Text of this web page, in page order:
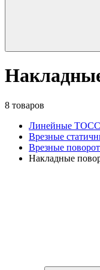
8 товаров
Линейные
Врезные
Врезные
Накладные